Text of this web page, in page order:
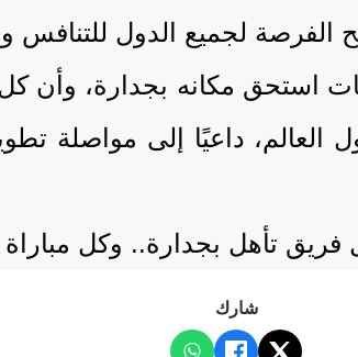
الفرصة لجميع الدول للتنافس
استحق مكانه بجدارة،
العالم، داعيًا إلى مواصلة
فريق تأهل بجدارة.. وكل
شارك